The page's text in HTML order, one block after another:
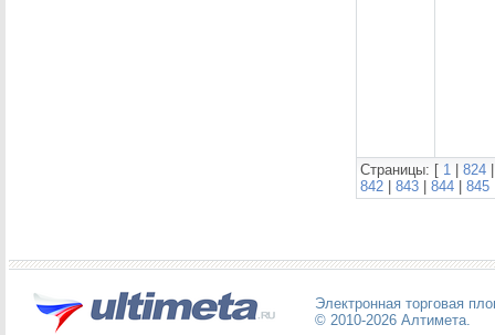
Страницы: [ 1 824
842
843 844 845
Электронная торговая
© 2010-2026 Алтимета.